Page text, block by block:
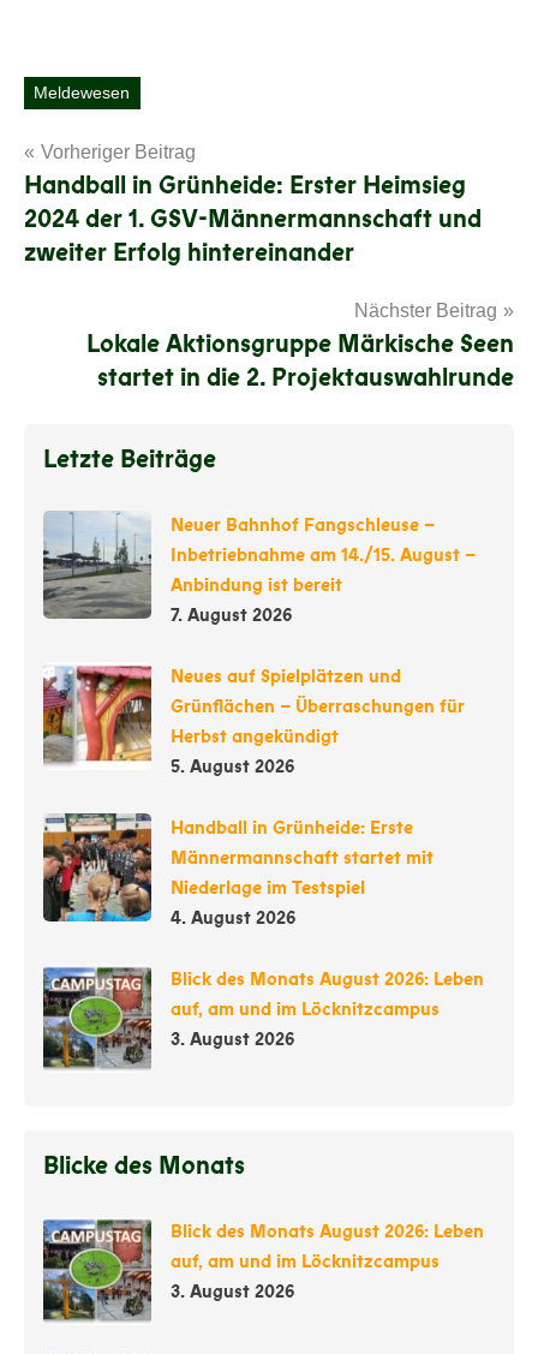
Schlagwörter
Meldewesen
Beitragsnavigation
Vorheriger Beitrag
Handball in Grünheide: Erster Heimsieg
2024 der 1. GSV-Männermannschaft und
zweiter Erfolg hintereinander
Nächster Beitrag
Lokale Aktionsgruppe Märkische Seen
startet in die 2. Projektauswahlrunde
Letzte Beiträge
Neuer Bahnhof Fangschleuse –
Inbetriebnahme am 14./15. August –
Anbindung ist bereit
7. August 2026
Neues auf Spielplätzen und
Grünflächen – Überraschungen für
Herbst angekündigt
5. August 2026
Handball in Grünheide: Erste
Männermannschaft startet mit
Niederlage im Testspiel
4. August 2026
Blick des Monats August 2026: Leben
auf, am und im Löcknitzcampus
3. August 2026
Blicke des Monats
Blick des Monats August 2026: Leben
auf, am und im Löcknitzcampus
3. August 2026